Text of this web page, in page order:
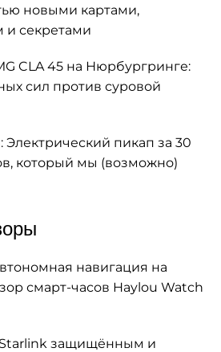
новыми картами,
и секретами
CLA 45 на Нюрбургринге:
сил против суровой
Электрический пикап за 30
который мы (возможно)
навигация на
смарт-часов Haylou Watch
Starlink защищённым и